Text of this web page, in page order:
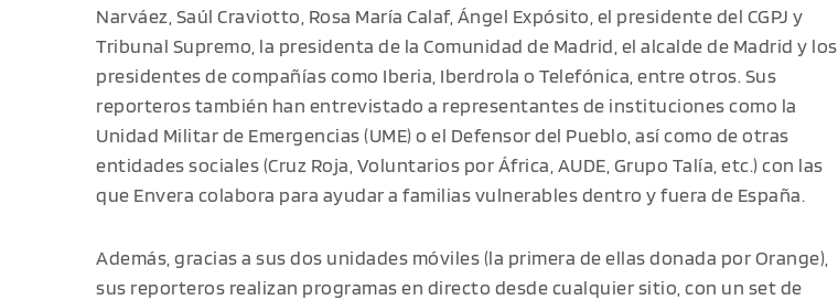
Narváez, Saúl Craviotto, Rosa María Calaf, Ángel Expósito, el presidente del CGPJ y
Tribunal Supremo, la presidenta de la Comunidad de Madrid, el alcalde de Madrid y los
presidentes de compañías como Iberia, Iberdrola o Telefónica, entre otros. Sus
reporteros también han entrevistado a representantes de instituciones como la
Unidad Militar de Emergencias (UME) o el Defensor del Pueblo, así como de otras
entidades sociales (Cruz Roja, Voluntarios por África, AUDE, Grupo Talía, etc.) con las
que Envera colabora para ayudar a familias vulnerables dentro y fuera de España.
Además, gracias a sus dos unidades móviles (la primera de ellas donada por Orange),
sus reporteros realizan programas en directo desde cualquier sitio, con un set de